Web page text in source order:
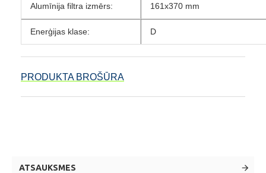
Alumīnija filtra izmērs: 161x370 mm
Enerģijas klase: D
PRODUKTA BROŠŪRA
ATSAUKSMES